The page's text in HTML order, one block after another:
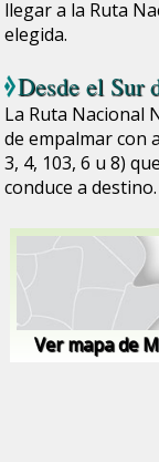
llegar a la Ruta
elegida.
Desde el Sur
La Ruta Nacional
de empalmar con
3, 4, 103, 6 u 8)
conduce a destino.
Ver mapa de